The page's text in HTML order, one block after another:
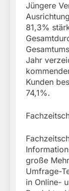
Jüngere
81,3%
Jahr
Kunden
74,1%.
große
Umfrage-
in Online-